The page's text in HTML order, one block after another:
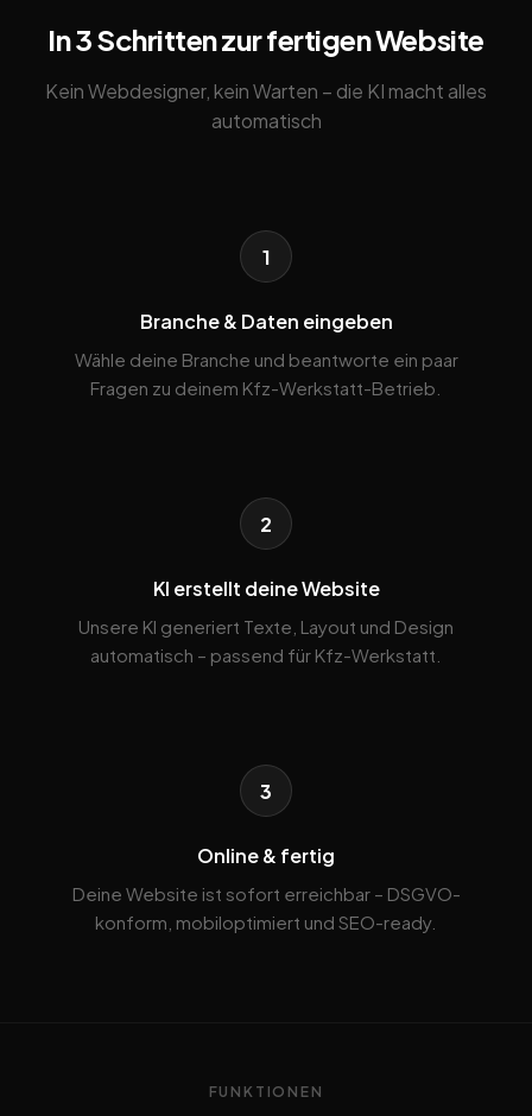
In 3 Schritten zur fertigen Website
Kein Webdesigner, kein Warten – die KI macht alles
automatisch
1
Branche & Daten eingeben
Wähle deine Branche und beantworte ein paar
Fragen zu deinem Kfz-Werkstatt-Betrieb.
2
KI erstellt deine Website
Unsere KI generiert Texte, Layout und Design
automatisch – passend für Kfz-Werkstatt.
3
Online & fertig
Deine Website ist sofort erreichbar – DSGVO-
konform, mobiloptimiert und SEO-ready.
FUNKTIONEN